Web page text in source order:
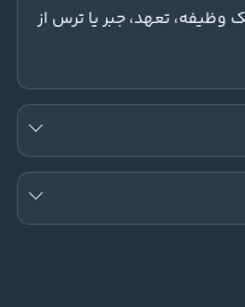
تعهد، جبر یا ترس از